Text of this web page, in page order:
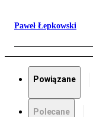
Paweł Łepkowski
Powiązane
Polecane